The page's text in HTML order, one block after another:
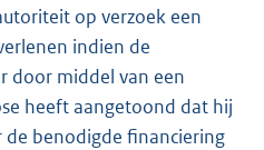
op verzoek een
indien de
door middel van een
heeft aangetoond dat hij
de benodigde financiering